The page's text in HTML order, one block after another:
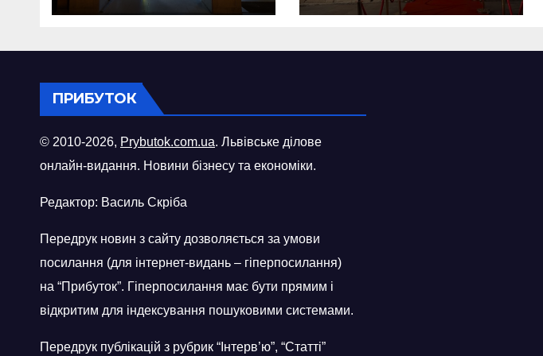
міста
ПРИБУТОК
© 2010-2026, Prybutok.com.ua. Львівське ділове
онлайн-видання. Новини бізнесу та економіки.
Редактор: Василь Скріба
Передрук новин з сайту дозволяється за умови
посилання (для інтернет-видань – гіперпосилання)
на “Прибуток”. Гіперпосилання має бути прямим і
відкритим для індексування пошуковими системами.
Передрук публікацій з рубрик “Інтерв’ю”, “Статті”